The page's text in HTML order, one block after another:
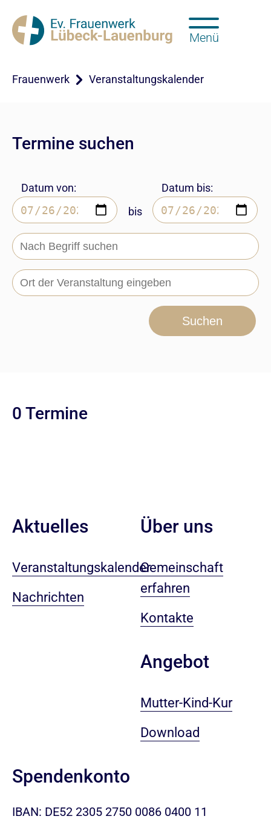
Menü
Frauenwerk Veranstaltungskalender
Termine suchen
Datum von:
bis
Datum bis:
Suchen
0 Termine
Aktuelles
Veranstaltungskalender
Nachrichten
Über uns
Gemeinschaft
erfahren
Kontakte
Angebot
Mutter-Kind-Kur
Download
Spendenkonto
IBAN: DE52 2305 2750 0086 0400 11